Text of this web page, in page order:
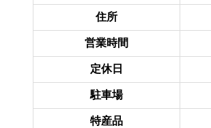
住所
営業時間
定休日
駐車場
特産品